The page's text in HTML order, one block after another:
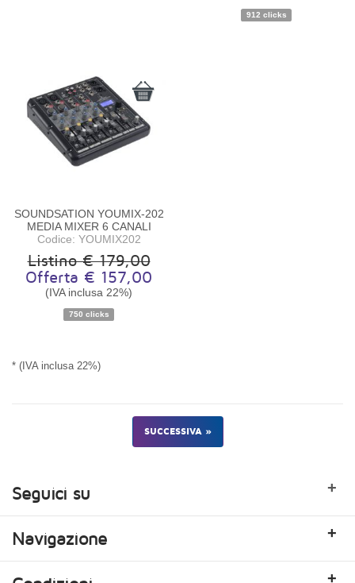
912 clicks
Disponibilità: Disponibile
SOUNDSATION YOUMIX-202
MEDIA MIXER 6 CANALI
Codice: YOUMIX202
Listino € 179,00
Offerta € 157,00
(IVA inclusa 22%)
750 clicks
* (IVA inclusa 22%)
SUCCESSIVA »
Seguici su +
Navigazione +
+